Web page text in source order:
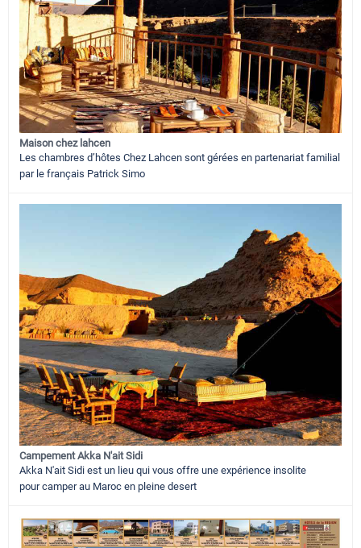
Maison chez lahcen
Les chambres d’hôtes Chez Lahcen sont gérées en partenariat familial
par le français Patrick Simo
Campement Akka N'ait Sidi
Akka N'ait Sidi est un lieu qui vous offre une expérience insolite
pour camper au Maroc en pleine desert